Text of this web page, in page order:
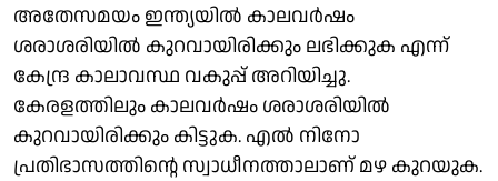
അതേസമയം ഇന്ത്യയിൽ കാലവർഷം
ശരാശരിയിൽ കുറവായിരിക്കും ലഭിക്കുക എന്ന്
കേന്ദ്ര കാലാവസ്ഥ വകുപ്പ് അറിയിച്ചു.
കേരളത്തിലും കാലവർഷം ശരാശരിയിൽ
കുറവായിരിക്കും കിട്ടുക. എൽ നിനോ
പ്രതിഭാസത്തിൻ്റെ സ്വാധീനത്താലാണ് മഴ കുറയുക.